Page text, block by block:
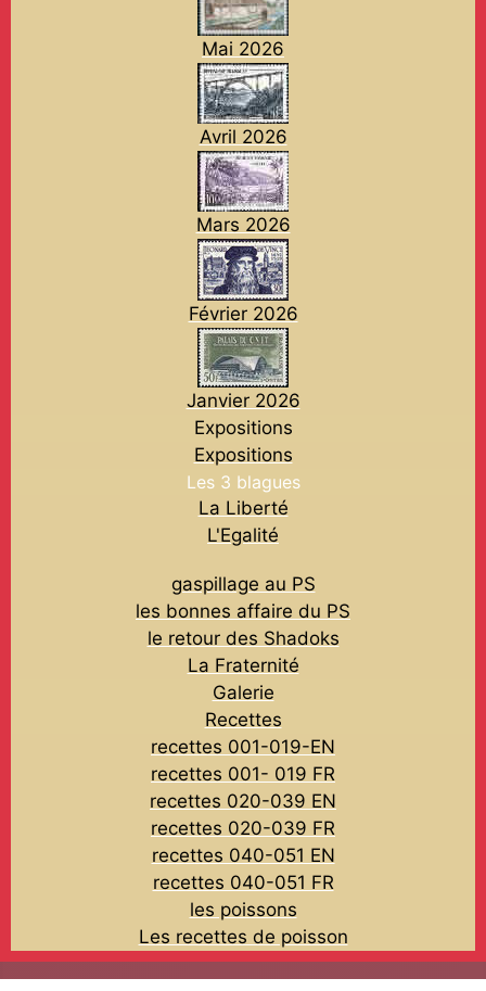
Mai 2026
Avril 2026
Mars 2026
Février 2026
Janvier 2026
Expositions
Expositions
Les 3 blagues
La Liberté
L'Egalité
gaspillage au PS
les bonnes affaire du PS
le retour des Shadoks
La Fraternité
Galerie
Recettes
recettes 001-019-EN
recettes 001- 019 FR
recettes 020-039 EN
recettes 020-039 FR
recettes 040-051 EN
recettes 040-051 FR
les poissons
Les recettes de poisson